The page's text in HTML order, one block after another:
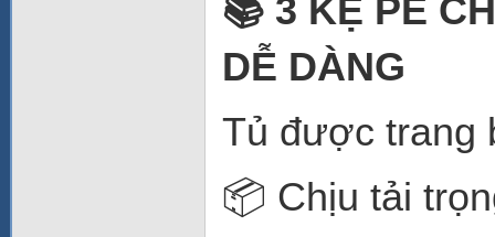
📚 3 KỆ PE
DỄ DÀNG
Tủ được trang
📦 Chịu tải